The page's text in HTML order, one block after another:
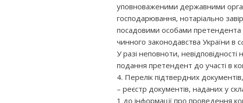
уповноваженими державними
господарювання, нотаріально
посадовими особами претендента
чинного законодавства України в
У разі неповноти,
подання претендент до участі в
4. Перелік підтвердних
– реєстр документів, наданих у
1 до інформації про проведення